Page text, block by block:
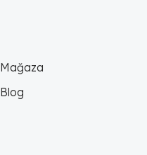
Mağaza
Blog